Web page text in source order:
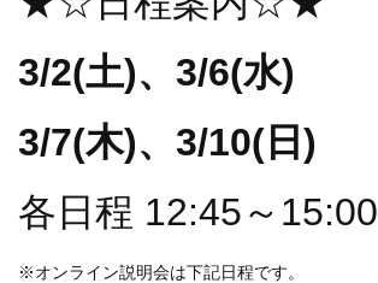
3/2(土)、3/6(水)
3/7(木)、3/10(日)
各日程 12:45～15:00
※オンライン説明会は下記日程です。